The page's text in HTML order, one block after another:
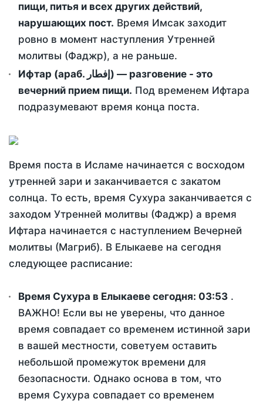
пищи, питья и всех других действий,
нарушающих пост. Время Имсак заходит
ровно в момент наступления Утренней
молитвы (Фаджр), а не раньше.
Ифтар (араб. إفطار) — разговение - это
вечерний прием пищи. Под временем Ифтара
подразумевают время конца поста.
Время поста в Исламе начинается с восходом
утренней зари и заканчивается с закатом
солнца. То есть, время Сухура заканчивается с
заходом Утренней молитвы (Фаджр) а время
Ифтара начинается с наступлением Вечерней
молитвы (Магриб). В Елыкаеве на сегодня
следующее расписание:
Время Сухура в Елыкаеве сегодня: 03:53 .
ВАЖНО! Если вы не уверены, что данное
время совпадает со временем истинной зари
в вашей местности, советуем оставить
небольшой промежуток времени для
безопасности. Однако основа в том, что
время Сухура совпадает со временем